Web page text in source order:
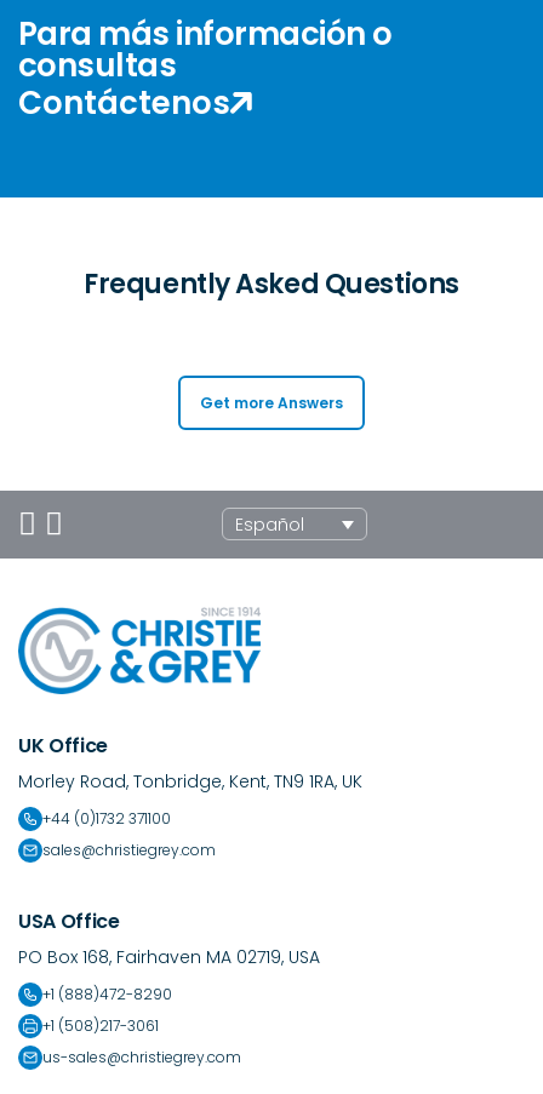
Para más información o
consultas
Contáctenos
Frequently Asked Questions
Get more Answers
Español
UK Office
Morley Road, Tonbridge, Kent, TN9 1RA, UK
+44 (0)1732 371100
sales@christiegrey.com
USA Office
PO Box 168, Fairhaven MA 02719, USA
+1 (888)472-8290
+1 (508)217-3061
us-sales@christiegrey.com